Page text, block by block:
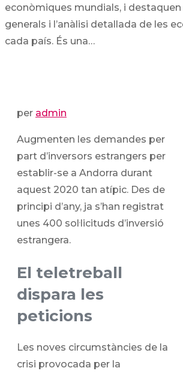
econòmiques mundials, i
generals i l’anàlisi detallada de les
cada país. És una…
per admin
Augmenten les demandes per
part d’inversors estrangers per
establir-se a Andorra durant
aquest 2020 tan atípic. Des de
principi d’any, ja s’han registrat
unes 400 sol·licituds d’inversió
estrangera.
El teletreball
dispara les
peticions
Les noves circumstàncies de la
crisi provocada per la